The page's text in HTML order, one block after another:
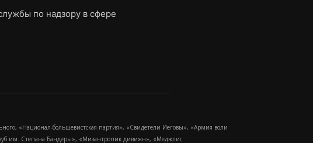
по надзору в сфере
«Национал-большевистская партия», «Свидетели Иеговы», «Армия воли
им. Степана Бандеры», «Мизантропик дивижн», «Меджлис